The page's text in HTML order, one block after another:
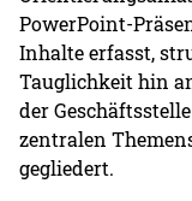
PowerPoint-
Inhalte erfasst,
Tauglichkeit hin
der
zentralen
gegliedert.